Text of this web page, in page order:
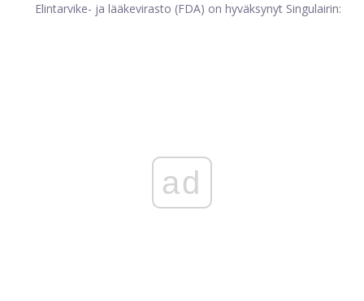
Elintarvike- ja lääkevirasto (FDA) on hyväksynyt Singulairin:
ad